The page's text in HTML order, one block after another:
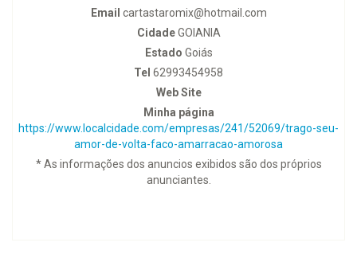
Email cartastaromix@hotmail.com
CidadeGOIANIA
Estado Goiás
Tel 62993454958
Web Site
Minha página
https://www.localcidade.com/empresas/241/52069/trago-seu-
amor-de-volta-faco-amarracao-amorosa
* As informações dos anuncios exibidos são dos próprios
anunciantes.